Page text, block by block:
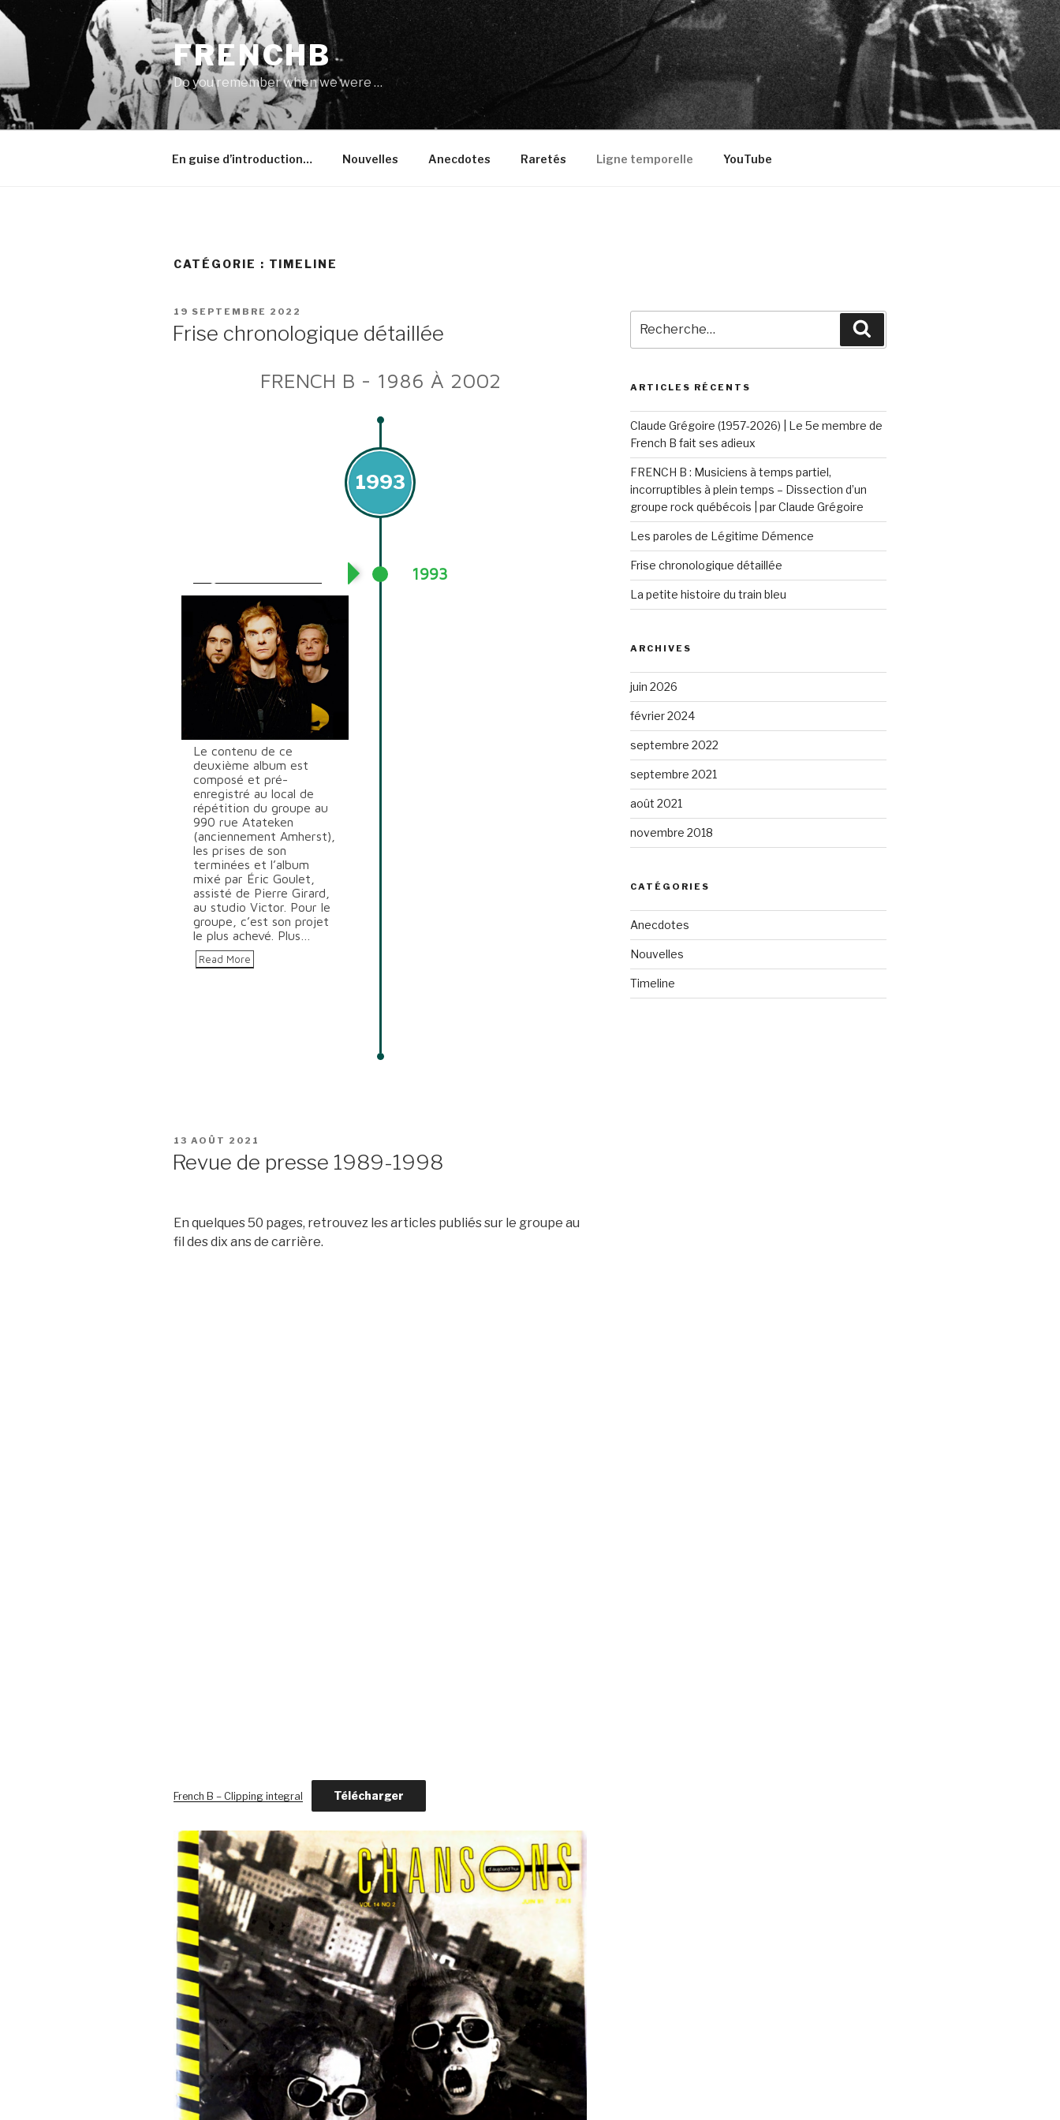
Aller
au
contenu
principal
FRENCHB
Do you remember when we were …
En guise d’introduction… Nouvelles Anecdotes Raretés Ligne temporelle YouTube
CATÉGORIE : TIMELINE
PUBLIÉ
19 SEPTEMBRE 2022
Frise chronologique détaillée
FRENCH B - 1986 À 2002
1993
1993
Le contenu de ce
deuxième album est
composé et pré-
enregistré au local de
répétition du groupe au
990 rue Atateken
(anciennement Amherst),
les prises de son
terminées et l’album
mixé par Éric Goulet,
assisté de Pierre Girard,
au studio Victor. Pour le
groupe, c’est son projet
le plus achevé. Plus…
Read More
PUBLIÉ
13 AOÛT 2021
Revue de presse 1989-1998
En quelques 50 pages, retrouvez les articles publiés sur le groupe au
fil des dix ans de carrière.
French B – Clipping integral Télécharger
pour
:
ARTICLES RÉCENTS
Claude Grégoire (1957-2026) | Le 5e membre de
French B fait ses adieux
FRENCH B : Musiciens à temps partiel,
incorruptibles à plein temps – Dissection d’un
groupe rock québécois | par Claude Grégoire
Les paroles de Légitime Démence
Frise chronologique détaillée
La petite histoire du train bleu
ARCHIVES
juin 2026
février 2024
septembre 2022
septembre 2021
août 2021
novembre 2018
CATÉGORIES
Anecdotes
Nouvelles
Timeline